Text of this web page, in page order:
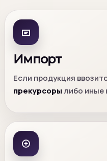
Импорт
Если продукция
прекурсорылибо иные